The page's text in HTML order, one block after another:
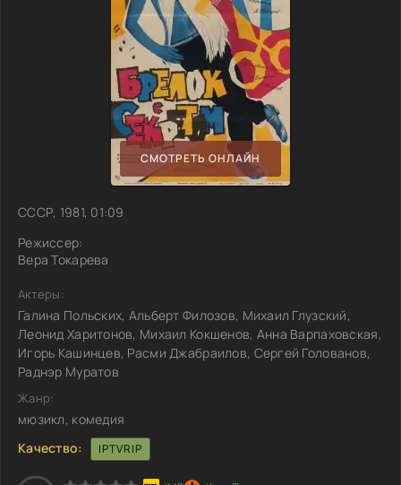
СМОТРЕТЬ ОНЛАЙН
СССР, 1981, 01:09
Режиссер:
Вера Токарева
Актеры:
Галина Польских, Альберт Филозов, Михаил Глузский,
Леонид Харитонов, Михаил Кокшенов, Анна Варпаховская,
Игорь Кашинцев, Расми Джабраилов, Сергей Голованов,
Раднэр Муратов
Жанр:
мюзикл, комедия
Качество:
IPTVRIP